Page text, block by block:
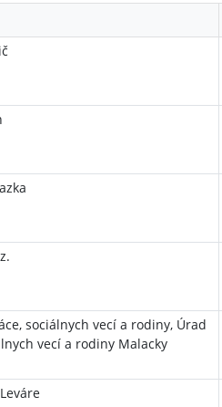
sociálnych vecí a rodiny, Úrad
vecí a rodiny Malacky